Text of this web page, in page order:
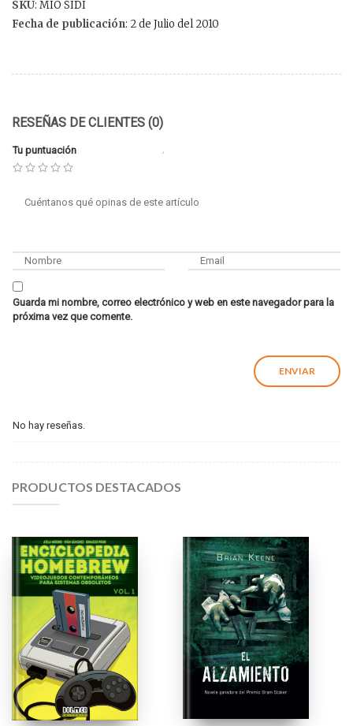
SKU: MIO SIDI
Fecha de publicación: 2 de Julio del 2010
RESEÑAS DE CLIENTES (0)
Tu puntuación
Guarda mi nombre, correo electrónico y web en este navegador para la
próxima vez que comente.
No hay reseñas.
PRODUCTOS DESTACADOS